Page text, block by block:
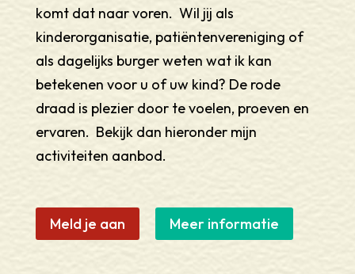
komt dat naar voren. Wil jij als
kinderorganisatie, patiëntenvereniging of
als dagelijks burger weten wat ik kan
betekenen voor u of uw kind? De rode
draad is plezier door te voelen, proeven en
ervaren. Bekijk dan hieronder mijn
activiteiten aanbod.
Meld je aan Meer informatie